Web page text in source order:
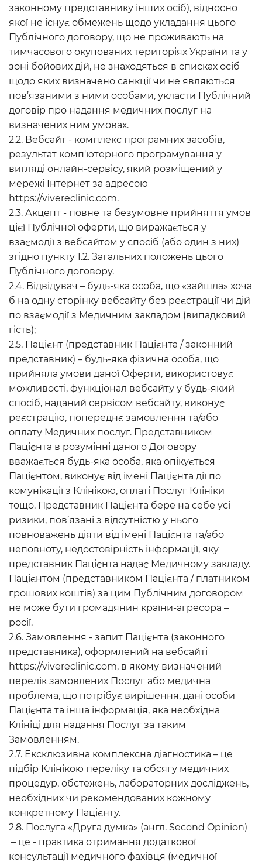
законному представнику інших осіб), відносно
якої не існує обмежень щодо укладання цього
Публічного договору, що не проживають на
тимчасового окупованих територіях України та у
зоні бойових дій, не знаходяться в списках осіб
щодо яких визначено санкції чи не являються
пов’язаними з ними особами, укласти Публічний
договір про надання медичних послуг на
визначених ним умовах.
2.2. Вебсайт - комплекс програмних засобів,
результат комп'ютерного програмування у
вигляді онлайн-сервісу, який розміщений у
мережі Інтернет за адресою
https://vivereclinic.com.
2.3. Акцепт - повне та безумовне прийняття умов
цієї Публічної оферти, що виражається у
взаємодії з вебсайтом у спосіб (або один з них)
згідно пункту 1.2. Загальних положень цього
Публічного договору.
2.4. Відвідувач – будь-яка особа, що «зайшла» хоча
б на одну сторінку вебсайту без реєстрації чи дій
по взаємодії з Медичним закладом (випадковий
гість);
2.5. Пацієнт (представник Пацієнта / законний
представник) – будь-яка фізична особа, що
прийняла умови даної Оферти, використовує
можливості, функціонал вебсайту у будь-який
спосіб, наданий сервісом вебсайту, виконує
реєстрацію, попереднє замовлення та/або
оплату Медичних послуг. Представником
Пацієнта в розумінні даного Договору
вважається будь-яка особа, яка опікується
Пацієнтом, виконує від імені Пацієнта дії по
комунікації з Клінікою, оплаті Послуг Клініки
тощо. Представник Пацієнта бере на себе усі
ризики, пов’язані з відсутністю у нього
повноважень діяти від імені Пацієнта та/або
неповноту, недостовірність інформації, яку
представник Пацієнта надає Медичному закладу.
Пацієнтом (представником Пацієнта / платником
грошових коштів) за цим Публічним договором
не може бути громадянин країни-агресора –
росії.
2.6. Замовлення - запит Пацієнта (законного
представника), оформлений на вебсайті
https://vivereclinic.com, в якому визначений
перелік замовлених Послуг або медична
проблема, що потрібує вирішення, дані особи
Пацієнта та інша інформація, яка необхідна
Клініці для надання Послуг за таким
Замовленням.
2.7. Ексклюзивна комплексна діагностика – це
підбір Клінікою переліку та обсягу медичних
процедур, обстежень, лабораторних досліджень,
необхідних чи рекомендованих кожному
конкретному Пацієнту.
2.8. Послуга «Друга думка» (англ. Second Opinion)
– це - практика отримання додаткової
консультації медичного фахівця (медичної